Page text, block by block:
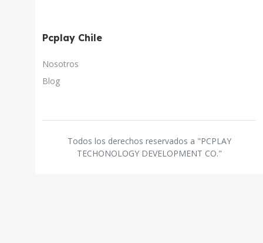
Pcplay Chile
Nosotros
Blog
Todos los derechos reservados a "PCPLAY
TECHONOLOGY DEVELOPMENT CO."